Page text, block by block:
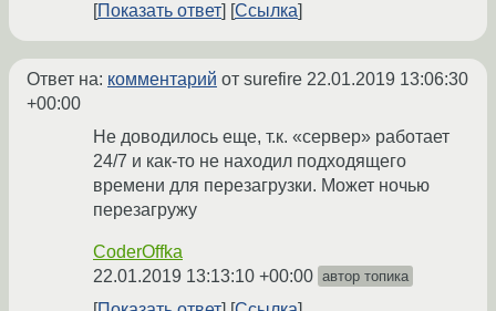
Показать ответ
Ссылка
Ответ на: комментарий от surefire 22.01.2019 13:06:30
+00:00
Не доводилось еще, т.к. «сервер» работает
24/7 и как-то не находил подходящего
времени для перезагрузки. Может ночью
перезагружу
CoderOffka
22.01.2019 13:13:10 +00:00 автор топика